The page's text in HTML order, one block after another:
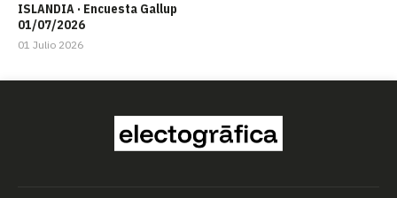
ISLANDIA · Encuesta Gallup
01/07/2026
01 Julio 2026